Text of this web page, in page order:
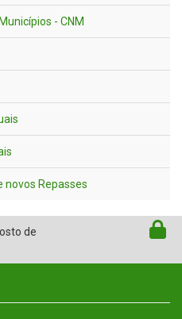
- CNM
novos Repasses
de